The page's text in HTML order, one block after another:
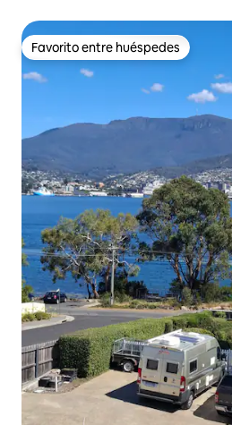
Favorito entre huéspedes
Favorito entre huéspedes